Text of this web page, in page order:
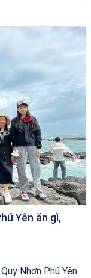
Yên ăn gì,
Nhơn Phú Yên